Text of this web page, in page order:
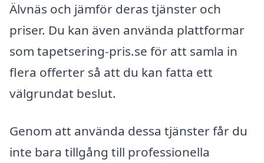
Älvnäs och jämför deras tjänster och
priser. Du kan även använda plattformar
som tapetsering-pris.se för att samla in
flera offerter så att du kan fatta ett
välgrundat beslut.
Genom att använda dessa tjänster får du
inte bara tillgång till professionella